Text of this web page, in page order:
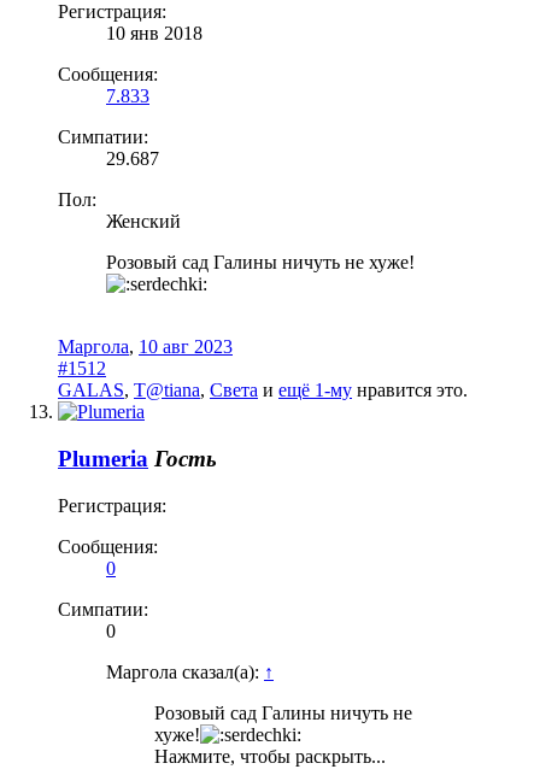
Регистрация:
10 янв 2018
Сообщения:
7.833
Симпатии:
29.687
Пол:
Женский
Розовый сад Галины ничуть не хуже!
Маргола, 10 авг 2023
#1512
GALAS, T@tiana, Света и ещё 1-му нравится это.
Plumeria Гость
Регистрация:
Сообщения:
0
Симпатии:
0
Маргола сказал(а): ↑
Розовый сад Галины ничуть не
хуже!
Нажмите, чтобы раскрыть...